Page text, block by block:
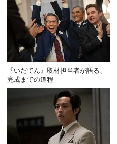
『いだてん』取材担当者が語る、
完成までの道程